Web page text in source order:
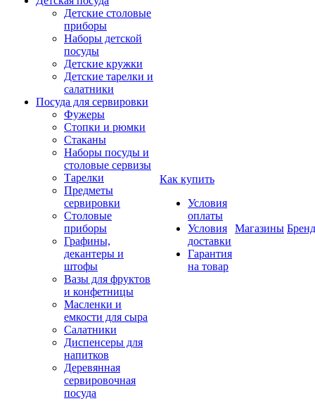
Детские столовые
приборы
Наборы детской
посуды
Детские кружки
Детские тарелки и
салатники
Посуда для сервировки
Фужеры
Стопки и рюмки
Стаканы
Наборы посуды и
столовые сервизы
Тарелки
Предметы
сервировки
Столовые
приборы
Графины,
декантеры и
штофы
Вазы для фруктов
и конфетницы
Масленки и
емкости для сыра
Салатники
Диспенсеры для
напитков
Деревянная
сервировочная
посуда
Как купить
Условия
оплаты
Условия
доставки
Гарантия
на товар
Магазины